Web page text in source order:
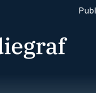
de Mostrar